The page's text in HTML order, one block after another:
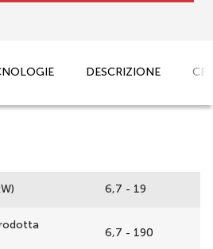
DESCRIZIONE
6,7 - 19
6,7 - 190